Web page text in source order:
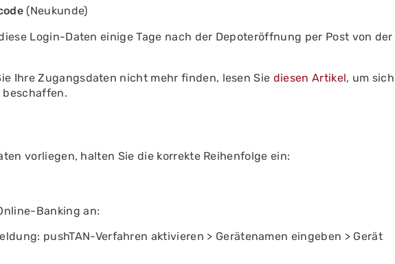
(Neukunde)
Login-Daten einige Tage nach der Depoteröffnung per Post von der
Ihre Zugangsdaten nicht mehr finden, lesen Sie diesen Artikel, um
vorliegen, halten Sie die korrekte Reihenfolge ein:
Banking an:
pushTAN-Verfahren aktivieren > Gerätenamen eingeben > Gerät